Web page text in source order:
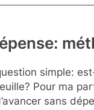
simple:
Pour ma
sans